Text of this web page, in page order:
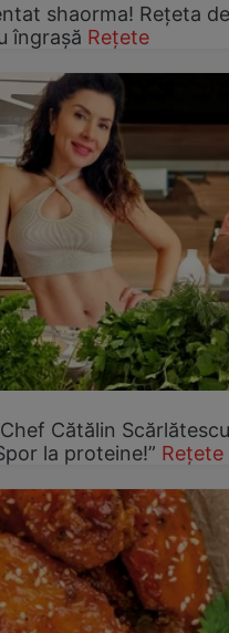
shaorma! Rețeta de
îngrașă Rețete
Cătălin
la proteine!” Rețete